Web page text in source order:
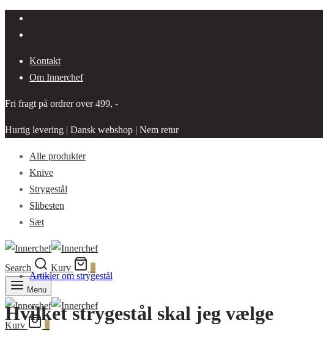
Kontakt
Om Innerchef
Fri fragt på ordrer over 499, -
Hurtig levering | Dansk webshop | Nem retur
Alle produkter
Knive
Strygestål
Slibesten
Sæt
Search Kurv
Menu
Kurv
Artikler om strygestål
Hvilket strygestål skal jeg vælge